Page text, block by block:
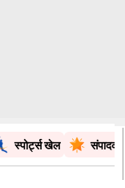
स्पोर्ट्स खेल